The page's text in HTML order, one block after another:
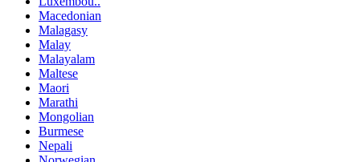
Macedonian
Malagasy
Malay
Malayalam
Maltese
Maori
Marathi
Mongolian
Burmese
Nepali